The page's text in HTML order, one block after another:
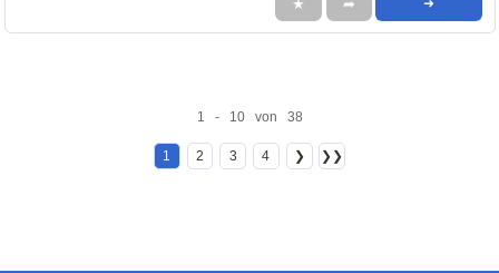
★ ➦ ➜
1 - 10 von 38
1 2 3 4 ❯ ❯❯